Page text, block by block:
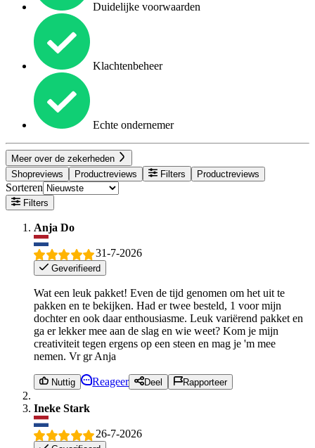
Duidelijke voorwaarden
Klachtenbeheer
Echte ondernemer
Meer over de zekerheden
Shopreviews
Productreviews Filters Productreviews
Sorteren
Filters
Anja Do
31-7-2026
Geverifieerd
Wat een leuk pakket! Even de tijd genomen om het uit te
pakken en te bekijken. Had er twee besteld, 1 voor mijn
dochter en ook daar enthousiasme. Leuk variërend pakket en
ga er lekker mee aan de slag en wie weet? Kom je mijn
creativiteit tegen ergens op een steen en mag je 'm mee
nemen. Vr gr Anja
Nuttig Reageer Deel Rapporteer
Ineke Stark
26-7-2026